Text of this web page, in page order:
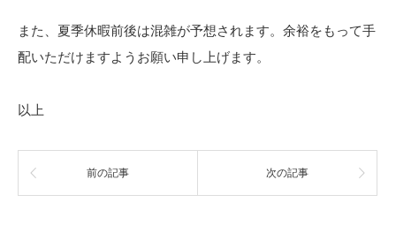
また、夏季休暇前後は混雑が予想されます。余裕をもって手
配いただけますようお願い申し上げます。
以上
前の記事 次の記事